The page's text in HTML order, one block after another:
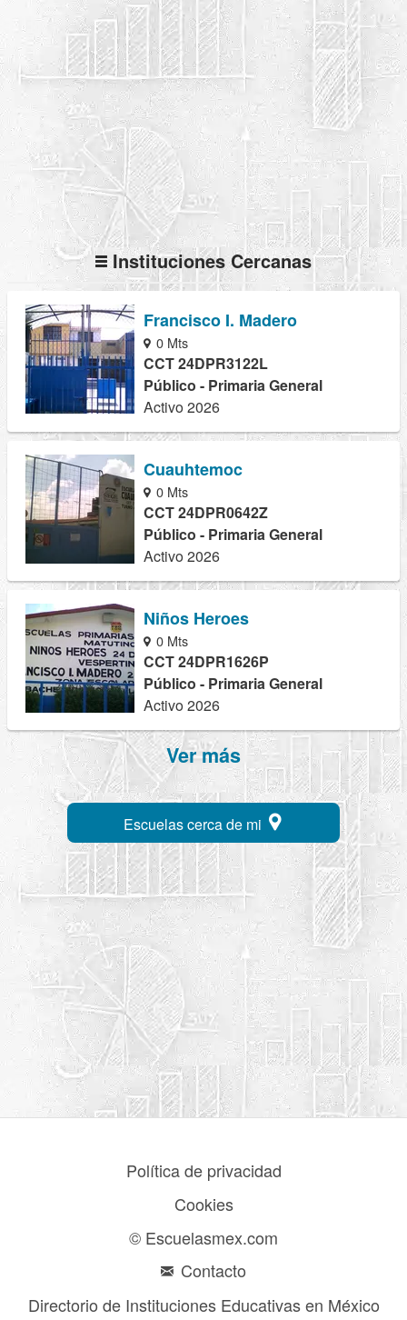
Instituciones Cercanas
Francisco I. Madero
0 Mts
CCT 24DPR3122L
Público - Primaria General
Activo 2026
Cuauhtemoc
0 Mts
CCT 24DPR0642Z
Público - Primaria General
Activo 2026
Niños Heroes
0 Mts
CCT 24DPR1626P
Público - Primaria General
Activo 2026
Ver más
Escuelas cerca de mi
Política de privacidad
Cookies
© Escuelasmex.com
Contacto
Directorio de Instituciones Educativas en México